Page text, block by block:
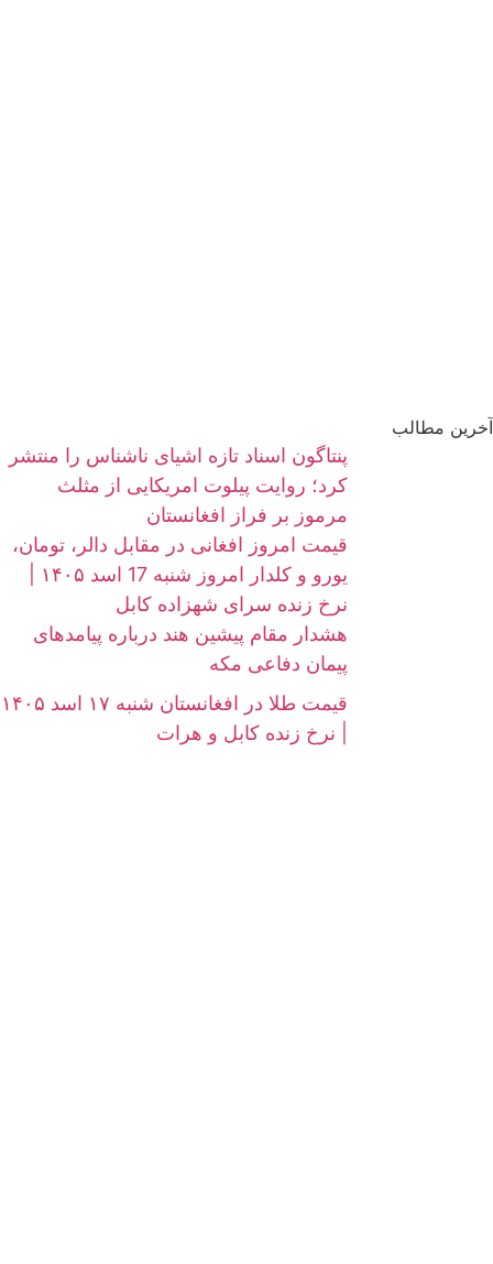
آخرین مطالب
پنتاگون اسناد تازه اشیای ناشناس را منتشر
کرد؛ روایت پیلوت امریکایی از مثلث
مرموز بر فراز افغانستان
قیمت امروز افغانی در مقابل دالر، تومان،
نرخ زنده سرای شهزاده کابل
هشدار مقام پیشین هند درباره پیامدهای
پیمان دفاعی مکه
قیمت طلا در افغانستان شنبه ۱۷ اسد ۱۴۰۵
| نرخ زنده کابل و هرات